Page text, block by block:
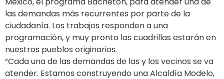
las demandas más recurrentes por parte de la
ciudadanía. Los trabajos responden a una
programación, y muy pronto las cuadrillas estarán en
nuestros pueblos originarios.
“Cada una de las demandas de las y los vecinos se va
atender. Estamos construyendo una Alcaldía Modelo,